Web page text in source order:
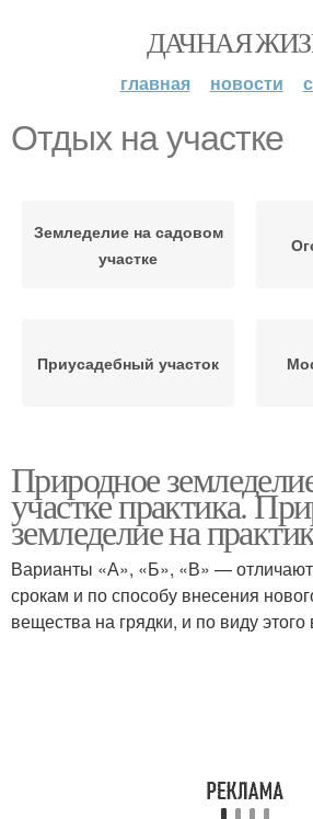
ДАЧНАЯ
главная новости
Отдых на участке
Земледелие на садовом
участке
Приусадебный участок
Природное
участке практика.
земледелие на
Варианты «А», «Б», «В» —
срокам и по способу внесения
вещества на грядки, и по виду